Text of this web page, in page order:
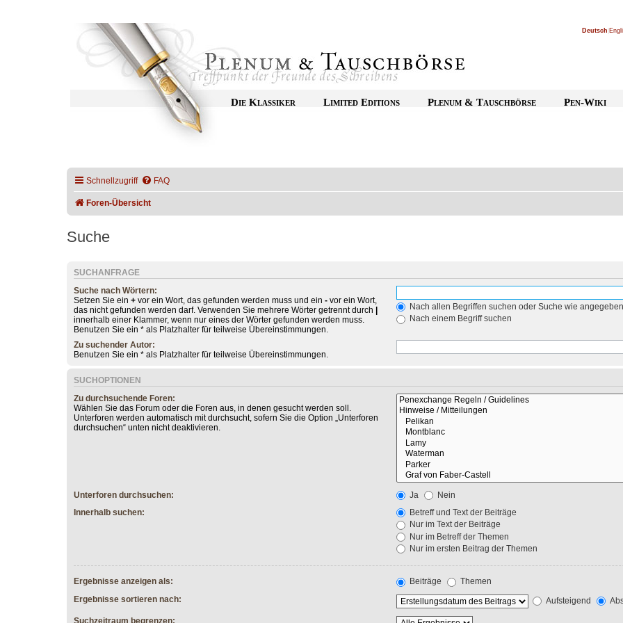
Deutsch
Die Klassiker Limited Editions Plenum & Tauschbörse Pen-Wiki
Schnellzugriff FAQ
Foren-Übersicht
Suche
SUCHANFRAGE
Suche nach Wörtern:
Setzen Sie ein + vor ein Wort, das gefunden werden muss und ein - vor ein Wort,
das nicht gefunden werden darf. Verwenden Sie mehrere Wörter getrennt durch
innerhalb einer Klammer, wenn nur eines der Wörter gefunden werden muss.
Benutzen Sie ein * als Platzhalter für teilweise Übereinstimmungen.
Nach allen Begriffen suchen oder Suche wie
Nach einem Begriff suchen
Zu suchender Autor:
Benutzen Sie ein * als Platzhalter für teilweise Übereinstimmungen.
SUCHOPTIONEN
Zu durchsuchende Foren:
Wählen Sie das Forum oder die Foren aus, in denen gesucht werden soll.
Unterforen werden automatisch mit durchsucht, sofern Sie die Option „Unterforen
durchsuchen“ unten nicht deaktivieren.
Unterforen durchsuchen: Ja
Nein
Innerhalb suchen:
Betreff und Text der Beiträge
Nur im Text der Beiträge
Nur im Betreff der Themen
Nur im ersten Beitrag der Themen
Ergebnisse anzeigen als: Beiträge
Themen
Ergebnisse sortieren nach:
Aufsteigend
Suchzeitraum begrenzen: